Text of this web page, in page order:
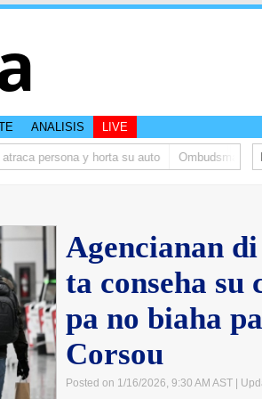
ANALISIS LIVE
persona y horta su auto Ombudsman ta
Agencianan
ta conseha su
pa no biaha
Corsou
Posted on 1/16/2026, 9:30 AM AST |